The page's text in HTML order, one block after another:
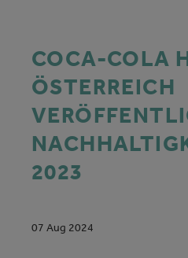
COCA-COLA
ÖSTERREICH
2023
07 Aug 2024